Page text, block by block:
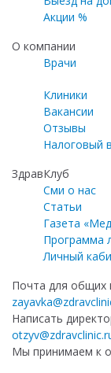
Акции %
О компании
Врачи
Клиники
Вакансии
Отзывы
Налоговый
ЗдравКлуб
Сми о нас
Статьи
Газета
Программа
Личный
Почта для общих
Написать
Мы принимаем к